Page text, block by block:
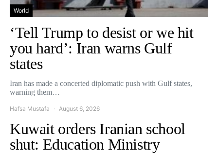
World
‘Tell Trump to desist or we hit
you hard’: Iran warns Gulf
states
Iran has made a concerted diplomatic push with Gulf states,
warning them…
Hafsa Mustafa August 6, 2026
Kuwait orders Iranian school
shut: Education Ministry